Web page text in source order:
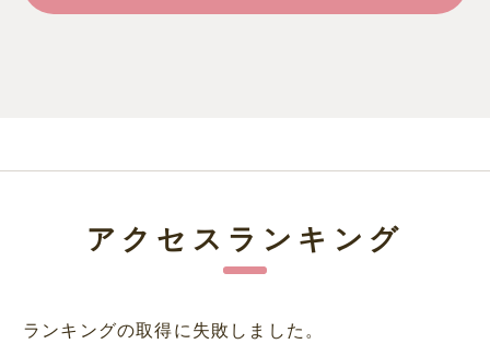
アクセスランキング
ランキングの取得に失敗しました。